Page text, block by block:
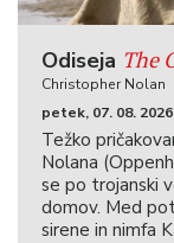
Odiseja The
Christopher Nolan
petek, 07. 08.
Težko
Nolana
se po trojanski
domov. Med
sirene in nimfa